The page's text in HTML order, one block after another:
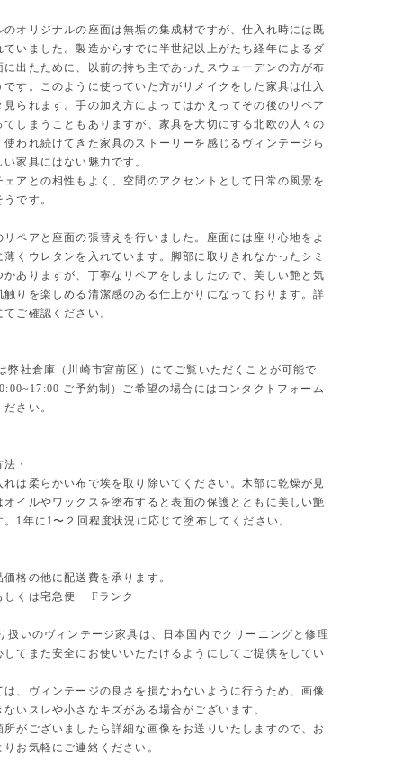
のオリジナルの座面は無垢の集成材ですが、仕入れ時には既
ていました。製造からすでに半世紀以上がたち経年によるダ
に出たために、以前の持ち主であったスウェーデンの方が布
です。このように使っていた方がリメイクをした家具は仕入
見られます。手の加え方によってはかえってその後のリペア
てしまうこともありますが、家具を大切にする北欧の人々の
使われ続けてきた家具のストーリーを感じるヴィンテージら
家具にはない魅力です。
ェアとの相性もよく、空間のアクセントとして日常の風景を
です。
リペアと座面の張替えを行いました。座面には座り心地をよ
薄くウレタンを入れています。脚部に取りきれなかったシミ
かありますが、丁寧なリペアをしましたので、美しい艶と気
触りを楽しめる清潔感のある仕上がりになっております。詳
ご確認ください。
弊社倉庫（川崎市宮前区）にてご覧いただくことが可能で
ご予約制）ご希望の場合にはコンタクトフォーム
さい。
・
れは柔らかい布で埃を取り除いてください。木部に乾燥が見
オイルやワックスを塗布すると表面の保護とともに美しい艶
。1年に1〜２回程度状況に応じて塗布してください。
格の他に配送費を承ります。
しくは宅急便 Fランク
扱いのヴィンテージ家具は、日本国内でクリーニングと修理
してまた安全にお使いいただけるようにしてご提供をしてい
は、ヴィンテージの良さを損なわないように行うため、画像
いスレや小さなキズがある場合がございます。
所がございましたら詳細な画像をお送りいたしますので、お
お気軽にご連絡ください。